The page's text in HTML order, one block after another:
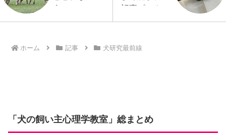
うに
記事ピックア
ップ
ホーム 記事 犬研究最前線
「犬の飼い主心理学教室」総まとめ